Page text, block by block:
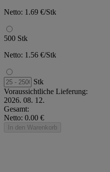
Netto: 1.69 €/Stk
500 Stk
Netto: 1.56 €/Stk
Stk
Voraussichtliche Lieferung:
2026. 08. 12.
Gesamt:
Netto: 0.00 €
In den Warenkorb